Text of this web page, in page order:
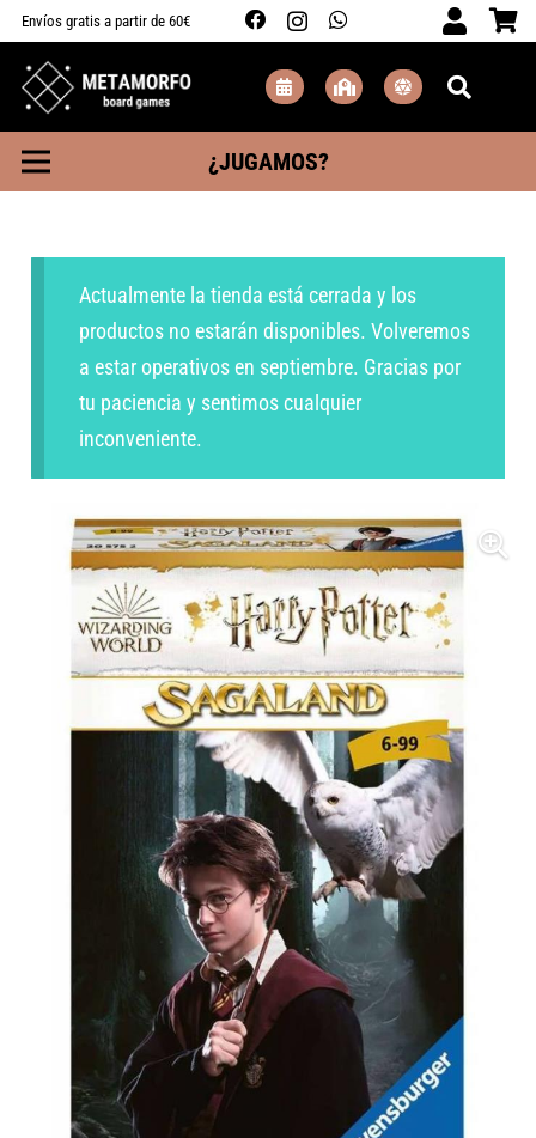
Envíos gratis a partir de 60€
¿JUGAMOS?
Actualmente la tienda está cerrada y los
productos no estarán disponibles. Volveremos
a estar operativos en septiembre. Gracias por
tu paciencia y sentimos cualquier
inconveniente.